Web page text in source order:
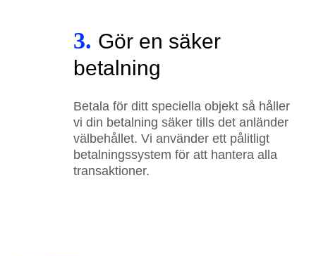
3. Gör en säker
betalning
Betala för ditt speciella objekt så håller
vi din betalning säker tills det anländer
välbehållet. Vi använder ett pålitligt
betalningssystem för att hantera alla
transaktioner.